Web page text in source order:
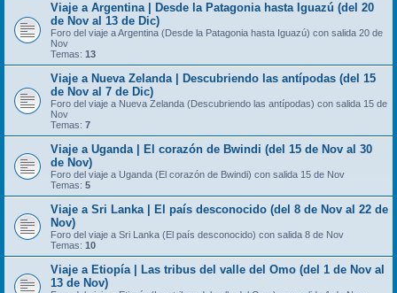
Viaje a Argentina | Desde la Patagonia hasta Iguazú (del 20
de Nov al 13 de Dic)
Foro del viaje a Argentina (Desde la Patagonia hasta Iguazú) con salida 20 de
Nov
Temas: 13
Viaje a Nueva Zelanda | Descubriendo las antípodas (del 15
de Nov al 7 de Dic)
Foro del viaje a Nueva Zelanda (Descubriendo las antípodas) con salida 15 de
Nov
Temas: 7
Viaje a Uganda | El corazón de Bwindi (del 15 de Nov al 30
de Nov)
Foro del viaje a Uganda (El corazón de Bwindi) con salida 15 de Nov
Temas: 5
Viaje a Sri Lanka | El país desconocido (del 8 de Nov al 22 de
Nov)
Foro del viaje a Sri Lanka (El país desconocido) con salida 8 de Nov
Temas: 10
Viaje a Etiopía | Las tribus del valle del Omo (del 1 de Nov al
13 de Nov)